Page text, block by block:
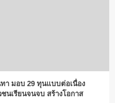
า มอบ 29 ทุนแบบต่อเนื่อง
นเรียนจนจบ สร้างโอกาส